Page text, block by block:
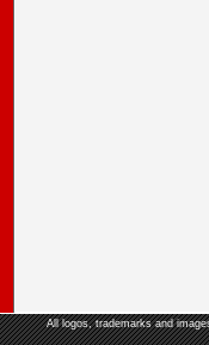
All logos, trademarks and